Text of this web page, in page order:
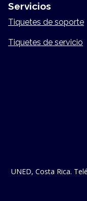
Servicios
Tiquetes de soporte
Tiquetes de servicio
UNED, Costa Rica.